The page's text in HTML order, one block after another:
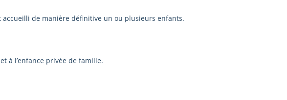
de manière définitive un ou plusieurs enfants.
à l’enfance privée de famille.